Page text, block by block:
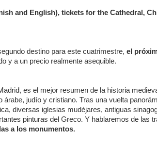
and English), tickets for the Cathedral,
destino para este cuatrimestre, el
y a un precio realmente asequible.
es el mejor resumen de la historia
judío y cristiano. Tras una vuelta
diversas iglesias mudéjares, antiguas
pinturas del Greco. Y hablaremos de las
a los monumentos.